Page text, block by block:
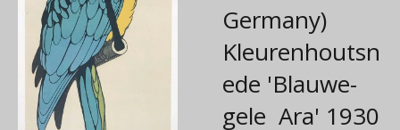
Germany)
Kleurenhoutsn
ede 'Blauwe-
gele Ara' 1930